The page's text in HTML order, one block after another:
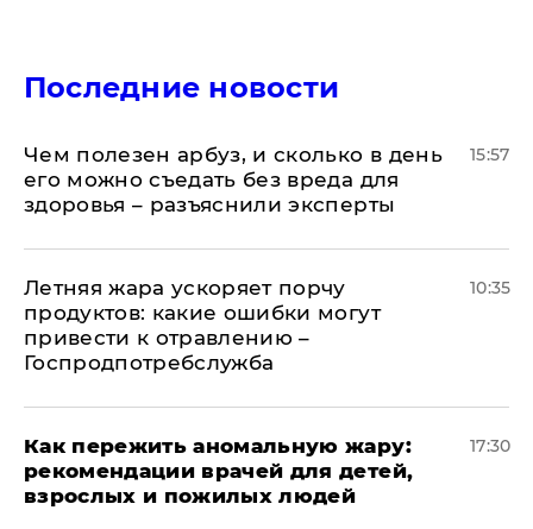
Последние новости
Чем полезен арбуз, и сколько в день
его можно съедать без вреда для
здоровья – разъяснили эксперты
15:57
Летняя жара ускоряет порчу
продуктов: какие ошибки могут
привести к отравлению –
Госпродпотребслужба
10:35
Как пережить аномальную жару:
рекомендации врачей для детей,
взрослых и пожилых людей
17:30